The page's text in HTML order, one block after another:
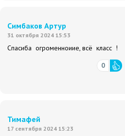
Симбаков Артур
31 октября 2024 15:53
Спасиба огроменноиие, всё класс !
0
Тимафей
17 сентября 2024 15:23